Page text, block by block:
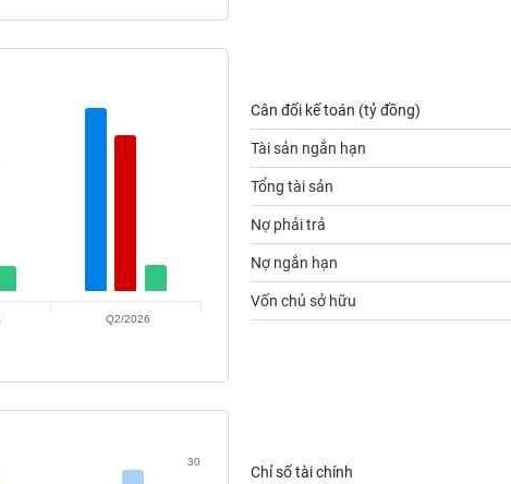
Q2/2026
Cân đối kế toán (tỷ đồng)
Tài sản ngắn hạn
Tổng tài sản
Nợ phải trả
Nợ ngắn hạn
Vốn chủ sở hữu
30
Chỉ số tài chính